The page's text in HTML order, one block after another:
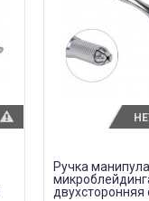
Ручка